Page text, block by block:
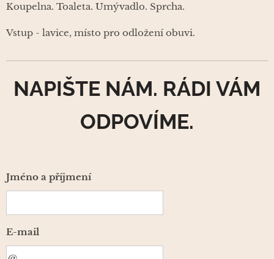
Koupelna. Toaleta. Umývadlo. Sprcha.
Vstup - lavice, místo pro odložení obuvi.
NAPIŠTE NÁM. RÁDI VÁM
ODPOVÍME.
Jméno a příjmení
E-mail